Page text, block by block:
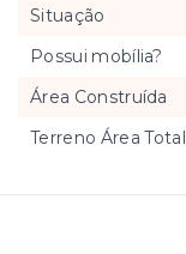
Situação
Possui mobília?
Área Construída
Terreno Área Total